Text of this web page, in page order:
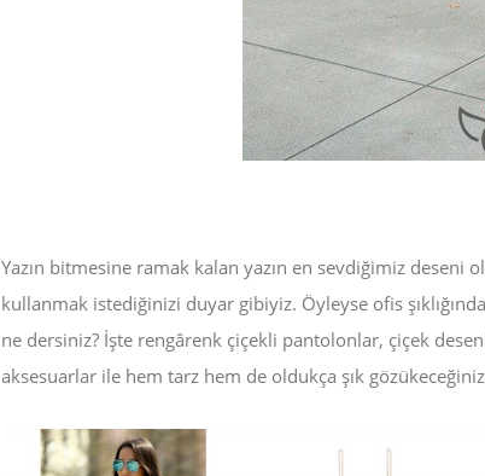
Yazın bitmesine ramak kalan yazın en sevdiğimiz deseni
kullanmak istediğinizi duyar gibiyiz. Öyleyse ofis
ne dersiniz? İşte rengârenk çiçekli pantolonlar, çiçek
aksesuarlar ile hem tarz hem de oldukça şık